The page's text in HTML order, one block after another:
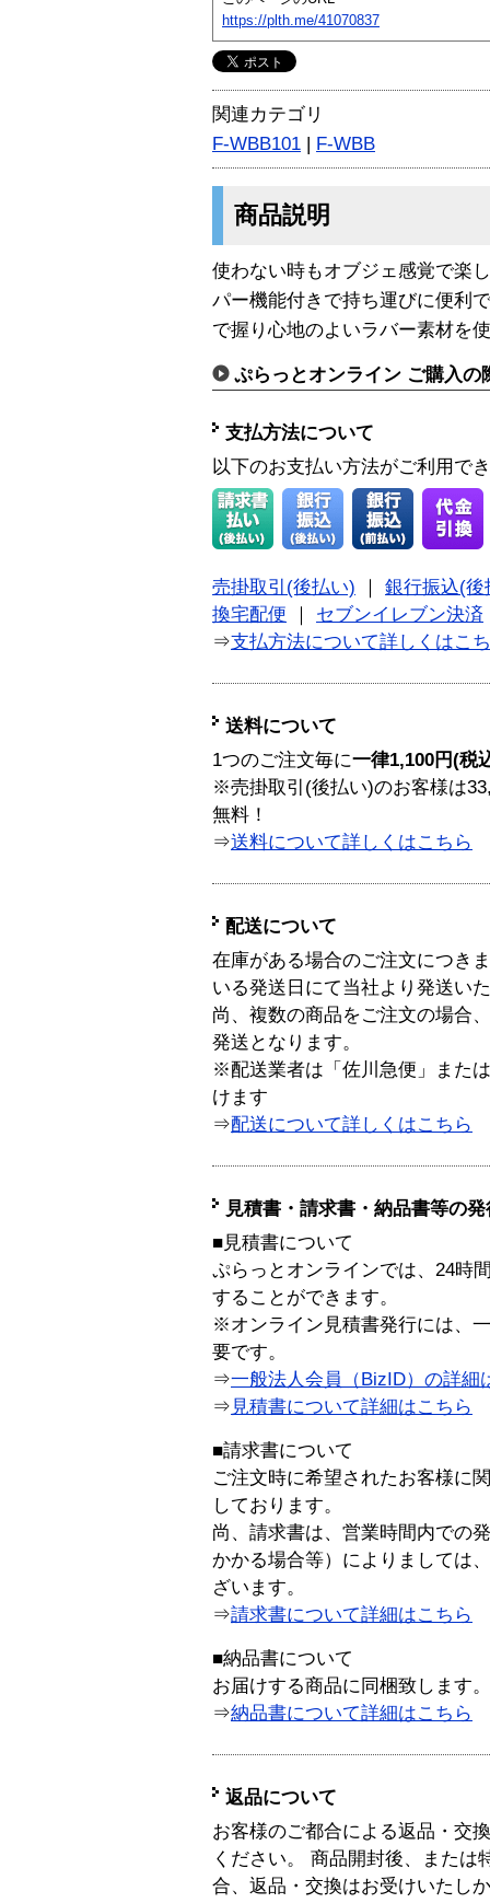
https://plth.me/41070837
関連カテゴリ
F-WBB101 | F-WBB
商品説明
使わない時もオブジェ感覚で楽
パー機能付きで持ち運びに便利
で握り心地のよいラバー素材を
ぷらっとオンライン ご購入の
支払方法について
以下のお支払い方法がご利用で
売掛取引(後払い)
銀行振込(後
換宅配便
セブンイレブン決済
⇒支払方法について詳しくはこ
送料について
1つのご注文毎に一律1,100円(税
※売掛取引(後払い)のお客様は
無料！
⇒送料について詳しくはこちら
配送について
在庫がある場合のご注文につき
いる発送日にて当社より発送い
尚、複数の商品をご注文の場合
発送となります。
※配送業者は「佐川急便」また
けます
⇒配送について詳しくはこちら
見積書・請求書・納品書等の
■見積書について
ぷらっとオンラインでは、24時
することができます。
※オンライン見積書発行には、
要です。
⇒一般法人会員（BizID）の詳細
⇒ 見積書について詳細はこちら
■請求書について
ご注文時に希望されたお客様に
しております。
尚、請求書は、営業時間内での
かかる場合等）によりましては
ざいます。
⇒請求書について詳細はこちら
■納品書について
お届けする商品に同梱致します。
⇒納品書について詳細はこちら
返品について
お客様のご都合による返品・交
ください。 商品開封後、または
合、返品・交換はお受けいたし